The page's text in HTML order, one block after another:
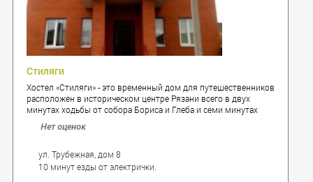
Стиляги
Хостел «Стиляги» - это временный дом для путешественников
расположен в историческом центре Рязани всего в двух
минутах ходьбы от собора Бориса и Глеба и семи минутах
заполненный студентами и туристами, позволяет окунуться в
Нет оценок
ул. Трубежная, дом 8
10 минут езды от электрички.